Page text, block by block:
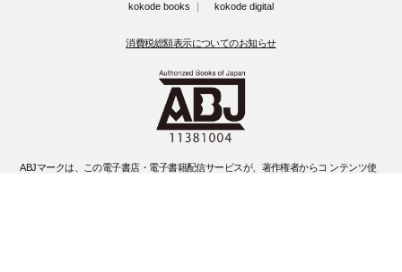
kokode books kokode digital
消費税総額表示についてのお知らせ
ABJマークは、この電子書店・電子書籍配信サービスが、著作権者からコ ンテンツ使